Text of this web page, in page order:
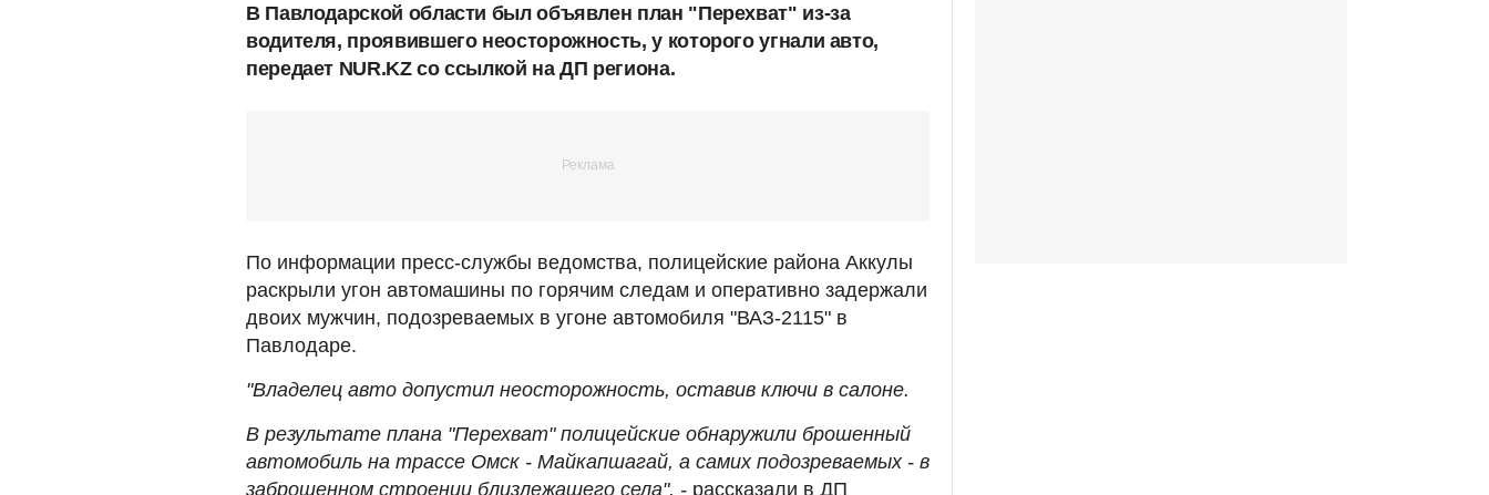
В Павлодарской области был объявлен план "Перехват" из-за
водителя, проявившего неосторожность, у которого угнали авто,
передает NUR.KZ со ссылкой на ДП региона.
По информации пресс-службы ведомства, полицейские района Аккулы
раскрыли угон автомашины по горячим следам и оперативно задержали
двоих мужчин, подозреваемых в угоне автомобиля "ВАЗ-2115" в
Павлодаре.
"Владелец авто допустил неосторожность, оставив ключи в салоне.
В результате плана "Перехват" полицейские обнаружили брошенный
автомобиль на трассе Омск - Майкапшагай, а самих подозреваемых - в
заброшенном строении близлежащего села", - рассказали в ДП